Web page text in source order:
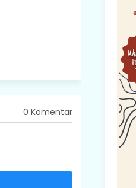
0 Komentar